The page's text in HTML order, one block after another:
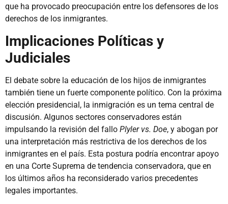
que ha provocado preocupación entre los defensores de los
derechos de los inmigrantes.
Implicaciones Políticas y
Judiciales
El debate sobre la educación de los hijos de inmigrantes
también tiene un fuerte componente político. Con la próxima
elección presidencial, la inmigración es un tema central de
discusión. Algunos sectores conservadores están
impulsando la revisión del fallo Plyler vs. Doe, y abogan por
una interpretación más restrictiva de los derechos de los
inmigrantes en el país. Esta postura podría encontrar apoyo
en una Corte Suprema de tendencia conservadora, que en
los últimos años ha reconsiderado varios precedentes
legales importantes.